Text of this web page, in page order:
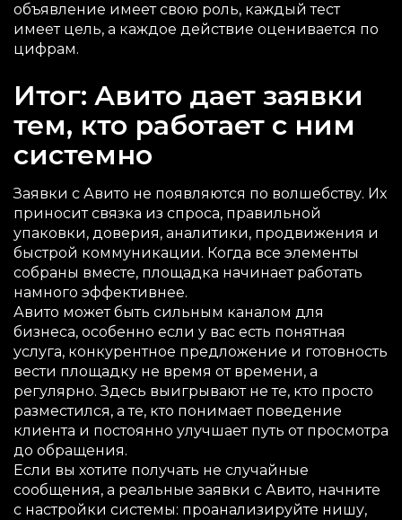
объявление имеет свою роль, каждый тест
имеет цель, а каждое действие оценивается по
цифрам.
Итог: Авито дает заявки
тем, кто работает с ним
системно
Заявки с Авито не появляются по волшебству. Их
приносит связка из спроса, правильной
упаковки, доверия, аналитики, продвижения и
быстрой коммуникации. Когда все элементы
собраны вместе, площадка начинает работать
намного эффективнее.
Авито может быть сильным каналом для
бизнеса, особенно если у вас есть понятная
услуга, конкурентное предложение и готовность
вести площадку не время от времени, а
регулярно. Здесь выигрывают не те, кто просто
разместился, а те, кто понимает поведение
клиента и постоянно улучшает путь от просмотра
до обращения.
Если вы хотите получать не случайные
сообщения, а реальные заявки с Авито, начните
с настройки системы: проанализируйте нишу,